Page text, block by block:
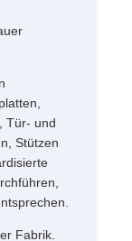
Tür- und
Stützen
Fabrik.